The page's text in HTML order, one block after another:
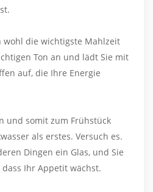
wohl die wichtigste Mahlzeit
Ton an und lädt Sie mit
auf, die Ihre Energie
und somit zum Frühstück
als erstes. Versuch es.
Dingen ein Glas, und Sie
Ihr Appetit wächst.